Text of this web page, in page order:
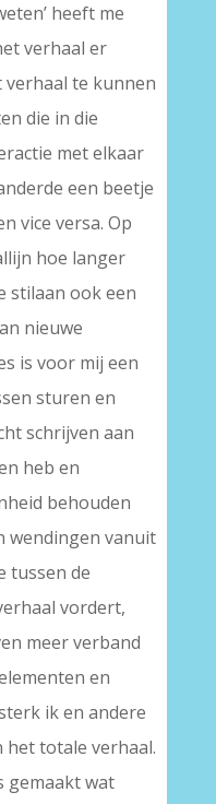
heeft me
verhaal er
verhaal te kunnen
die in die
met elkaar
een beetje
vice versa. Op
hoe langer
stilaan ook een
nieuwe
is voor mij een
sturen en
schrijven aan
heb en
behouden
wendingen vanuit
tussen de
vordert,
meer verband
en
ik en andere
het totale verhaal.
gemaakt wat